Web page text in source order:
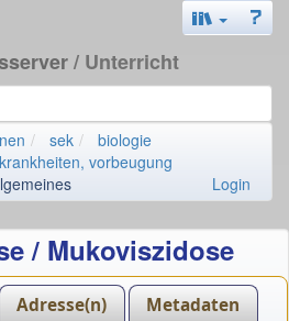
/ Unterricht
sek
biologie
krankheiten, vorbeugung
Login
/ Mukoviszidose
Adresse(n)
Metadaten